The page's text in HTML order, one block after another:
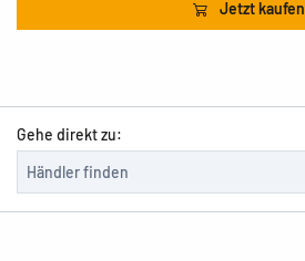
Jetzt kaufen
Gehe direkt zu: